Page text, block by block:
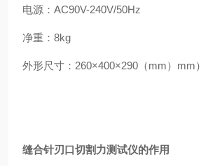
电源：AC90V-240V/50Hz
净重：8kg
外形尺寸：260×400×290（mm）mm）
缝合针刃口切割力测试仪的作用